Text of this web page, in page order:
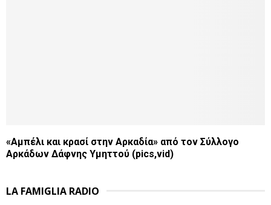
«Αμπέλι και κρασί στην Αρκαδία» από τον Σύλλογο
Αρκάδων Δάφνης Υμηττού (pics,vid)
LA FAMIGLIA RADIO